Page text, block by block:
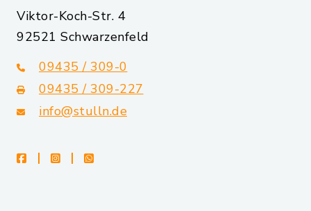
Viktor-Koch-Str. 4
92521 Schwarzenfeld
09435 / 309-0
09435 / 309-227
info@stulln.de
facebookinstagramwhatsapp